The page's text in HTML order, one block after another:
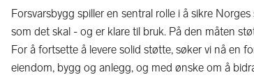
Forsvarsbygg spiller en sentral rolle i å sikre
som det skal - og er klare til bruk. På den måten
For å fortsette å levere solid støtte, søker vi nå en
eiendom, bygg og anlegg, og med ønske om å